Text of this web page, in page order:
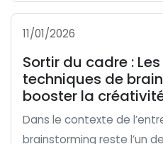
11/01/2026
Sortir du cadre :
techniques de
booster la
Dans le contexte de
brainstorming reste l’un